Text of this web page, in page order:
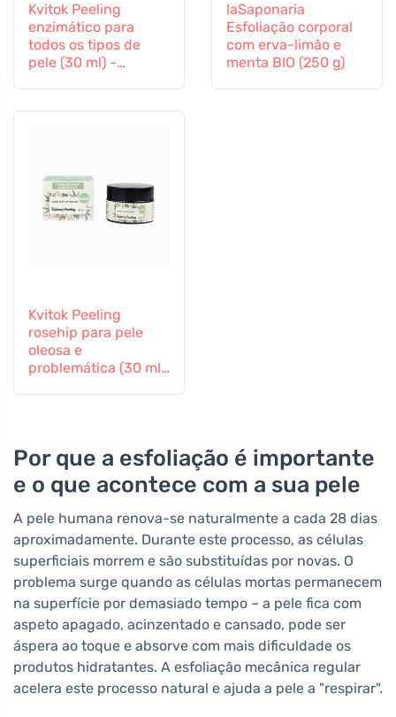
Kvitok Peeling
enzimático para
todos os tipos de
pele (30 ml) -
laSaponaria
Esfoliação corporal
com erva-limão e
menta BIO (250 g)
Kvitok Peeling
rosehip para pele
oleosa e
problemática (30 ml)
Por que a esfoliação é importante
e o que acontece com a sua pele
A pele humana renova-se naturalmente a cada 28 dias
aproximadamente. Durante este processo, as células
superficiais morrem e são substituídas por novas. O
problema surge quando as células mortas permanecem
na superfície por demasiado tempo – a pele fica com
aspeto apagado, acinzentado e cansado, pode ser
áspera ao toque e absorve com mais dificuldade os
produtos hidratantes. A esfoliação mecânica regular
acelera este processo natural e ajuda a pele a "respirar".